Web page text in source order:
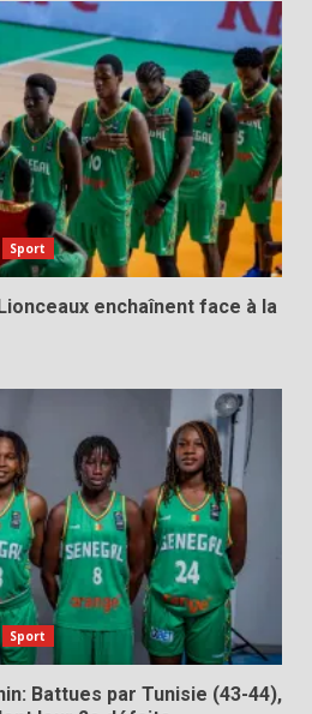
Sport
enchaînent face à la
Sport
Battues par Tunisie (43-44),